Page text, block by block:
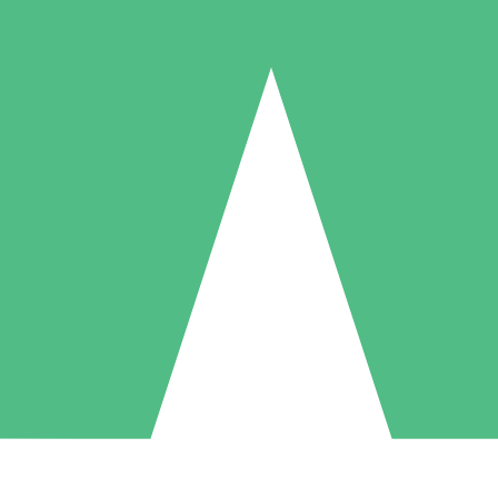
Packs de Crédits Individuels
à l'utilisation avec des crédits de téléchargement. Sans engagement
5 Téléchargements
US$